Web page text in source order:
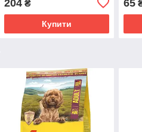
204₴
Купити
65